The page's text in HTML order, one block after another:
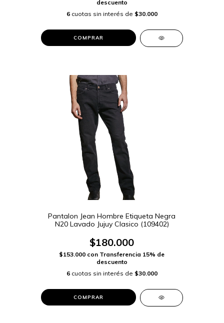
descuento
6 cuotas sin interés de $30.000
COMPRAR
Pantalon Jean Hombre Etiqueta Negra
N20 Lavado Jujuy Clasico (109402)
$180.000
$153.000 con Transferencia 15% de
descuento
6 cuotas sin interés de $30.000
COMPRAR